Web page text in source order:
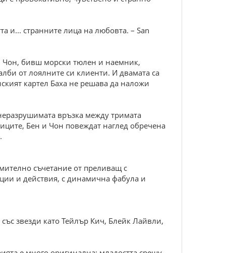
и... странните лица на любовта. – San
Чон, бивш морски тюлен и наемник,
от лоялните си клиенти. И двамата са
картел Баха не решава да наложи
връзка между тримата
Бен и Чон повеждат наглед обречена
съчетание от преливащ с
и действия, с динамична фабула и
звезди като Тейлър Кич, Блейк Лайвли,